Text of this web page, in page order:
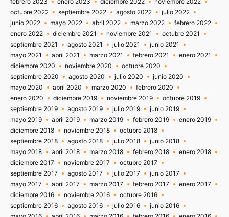
octubre 2022
septiembre 2022 agosto 2022
julio 2022
junio 2022
mayo 2022 abril 2022 marzo 2022
febrero 2022
enero 2022
diciembre 2021 noviembre 2021
octubre 2021
septiembre 2021
agosto 2021 julio 2021
junio 2021
mayo 2021
abril 2021 marzo 2021 febrero 2021
enero 2021
diciembre 2020
noviembre 2020
octubre 2020
septiembre 2020
agosto 2020 julio 2020
junio 2020
mayo 2020
abril 2020 marzo 2020
febrero 2020
enero 2020
diciembre 2019 noviembre 2019
octubre 2019
septiembre 2019
agosto 2019 julio 2019
junio 2019
mayo 2019
abril 2019 marzo 2019 febrero 2019
enero 2019
diciembre 2018
noviembre 2018
octubre 2018
septiembre 2018
agosto 2018 julio 2018
junio 2018
mayo 2018
abril 2018 marzo 2018 febrero 2018
enero 2018
diciembre 2017
noviembre 2017
octubre 2017
septiembre 2017
agosto 2017 julio 2017
junio 2017
mayo 2017
abril 2017 marzo 2017 febrero 2017
enero 2017
diciembre 2016
noviembre 2016
octubre 2016
septiembre 2016
agosto 2016 julio 2016
junio 2016